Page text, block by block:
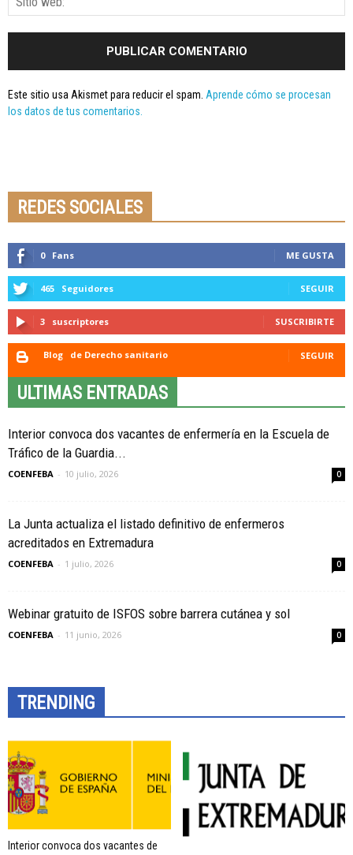
Este sitio usa Akismet para reducir el spam. Aprende cómo se procesan
los datos de tus comentarios.
REDES SOCIALES
0 Fans ME GUSTA
465 Seguidores SEGUIR
3 suscriptores SUSCRIBIRTE
Blog de Derecho sanitario SEGUIR
ULTIMAS ENTRADAS
Interior convoca dos vacantes de enfermería en la Escuela de
Tráfico de la Guardia...
COENFEBA - 10 julio, 2026 0
La Junta actualiza el listado definitivo de enfermeros
acreditados en Extremadura
COENFEBA - 1 julio, 2026 0
Webinar gratuito de ISFOS sobre barrera cutánea y sol
COENFEBA - 11 junio, 2026 0
TRENDING
Interior convoca dos vacantes de